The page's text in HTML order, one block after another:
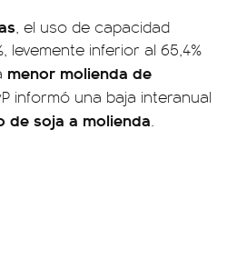
, el uso de capacidad
levemente inferior al 65,4%
menor molienda de
informó una baja interanual
de soja a molienda.